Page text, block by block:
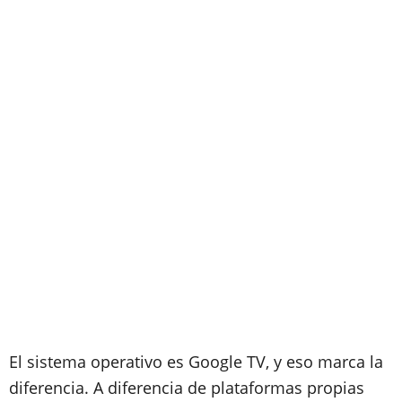
El sistema operativo es Google TV, y eso marca la
diferencia. A diferencia de plataformas propias